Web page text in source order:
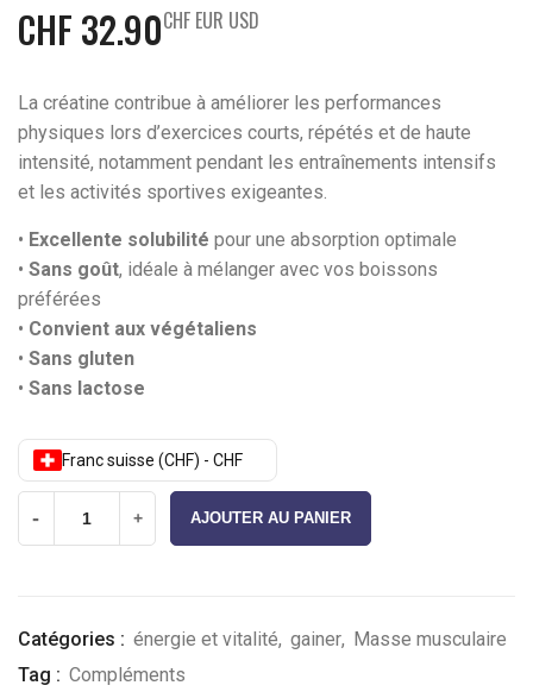
CHF 32.90CHF EUR USD
La créatine contribue à améliorer les performances
physiques lors d’exercices courts, répétés et de haute
intensité, notamment pendant les entraînements intensifs
et les activités sportives exigeantes.
• Excellente solubilité pour une absorption optimale
• Sans goût, idéale à mélanger avec vos boissons
préférées
• Convient aux végétaliens
• Sans gluten
• Sans lactose
Franc suisse (CHF) - CHF
- + AJOUTER AU PANIER
Catégories : énergie et vitalité, gainer, Masse musculaire
Tag : Compléments